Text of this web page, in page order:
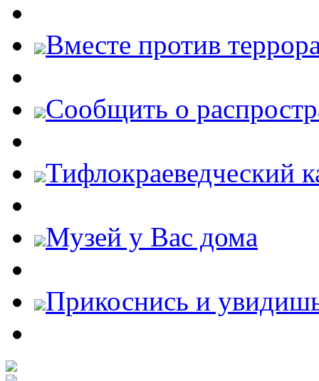
Вместе против
Cообщить о
Тифлокраеведческий
Музей у Вас дома
Прикоснись и